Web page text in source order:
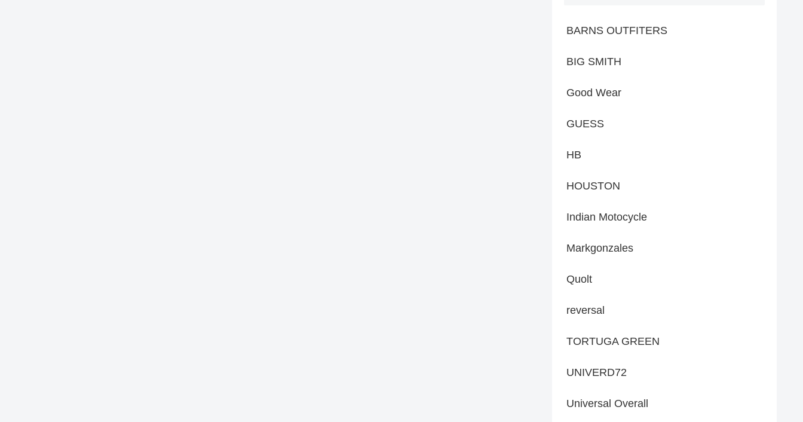
BARNS OUTFITERS
BIG SMITH
Good Wear
GUESS
HB
HOUSTON
Indian Motocycle
Markgonzales
Quolt
reversal
TORTUGA GREEN
UNIVERD72
Universal Overall